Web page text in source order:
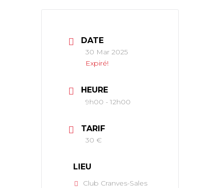
DATE
30 Mar 2025
Expiré!
HEURE
9h00 - 12h00
TARIF
30 €
LIEU
Club Cranves-Sales